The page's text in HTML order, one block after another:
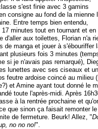
s'est finie avec 3 gamins
consigne au fond de la mienne
Entre temps bien entendu,
minutes tout en tournant et en
d'aller aux toilettes, Florian n'a
de manga et jouer à s'ébouriffer
plusieurs fois 3 minutes
si je n'avais pas remarqué),
lunettes avec ses ciseaux et un
feutre ardoise coincé au milieu
et Amine ayant tout donné le
toute l'après-midi. Après
à la rentrée prochaine et
que sinon ça faisait remonter le
de fermeture. Beurk! Allez, "
no no no!".